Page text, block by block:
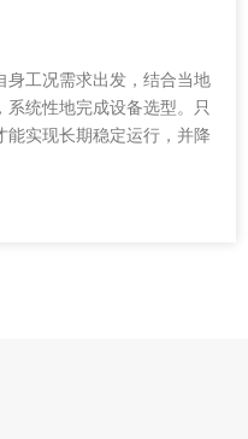
身工况需求出发，结合当地
统性地完成设备选型。只
能实现长期稳定运行，并降